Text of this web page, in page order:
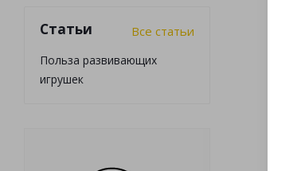
Статьи Все статьи
Польза развивающих
игрушек